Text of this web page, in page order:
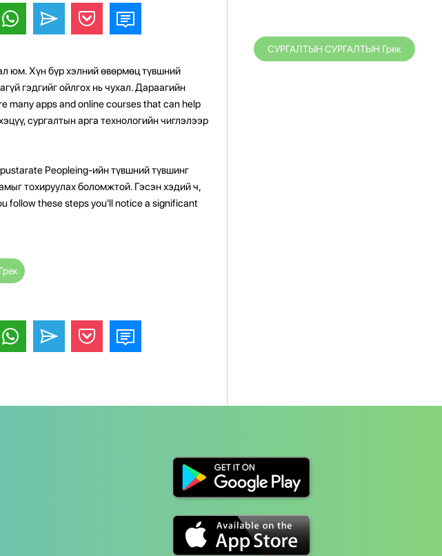
юм. Хүн бүр хэлний өвөрмөц түвшний
гэдгийг ойлгох нь чухал. Дараагийн
many apps and online courses that can help
сургалтын арга технологийн чиглэлээр
Peopleing-ийн түвшний түвшинг
тохируулах боломжтой. Гэсэн хэдий ч,
follow these steps you'll notice a significant
СУРГАЛТЫН СУРГАЛТЫН Грек